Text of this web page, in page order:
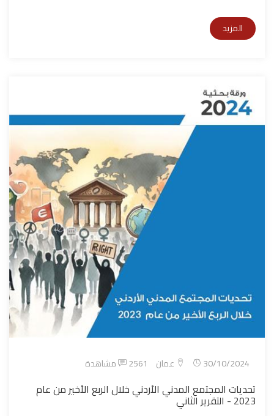
المزيد
30/10/2024 عمان 2561 مشاهدة
تحديات المجتمع المدني الأردني خلال الربع الأخير من عام
2023 - التقرير الثاني